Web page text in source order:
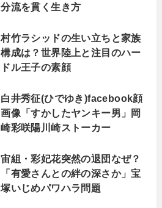
分流を貫く生き方
村竹ラシッドの生い立ちと家族
構成は？世界陸上と注目のハー
ドル王子の素顔
白井秀征(ひでゆき)facebook顔
画像「すかしたヤンキー男」岡
崎彩咲陽川崎ストーカー
宙組・彩妃花突然の退団なぜ？
「有愛さんとの絆の深さか」宝
塚いじめパワハラ問題